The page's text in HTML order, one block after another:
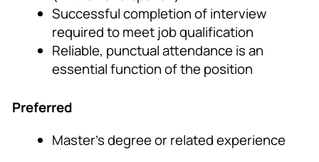
Successful completion of interview
required to meet job qualification
Reliable, punctual attendance is an
essential function of the position
Preferred
Master’s degree or related experience